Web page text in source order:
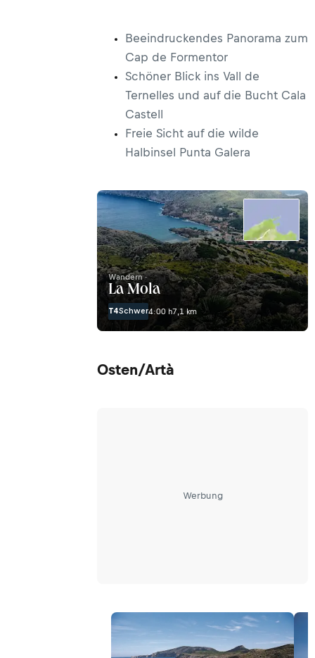
Beeindruckendes Panorama zum
Cap de Formentor
Schöner Blick ins Vall de
Ternelles und auf die Bucht Cala
Castell
Freie Sicht auf die wilde
Halbinsel Punta Galera
Wandern ·
La Mola
T4Schwer4:00 h7,1 km
Osten/Artà
Werbung